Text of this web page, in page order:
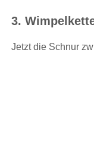
3.
Jetzt die Schnur